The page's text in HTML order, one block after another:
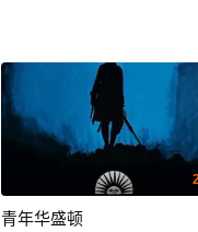
青年华盛顿